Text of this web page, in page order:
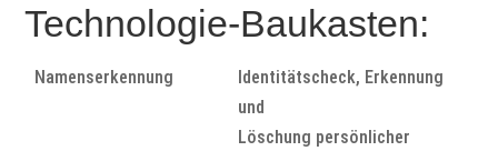
Technologie-Baukasten:
Namenserkennung
Identitätscheck, Erkennung
und
Löschung persönlicher